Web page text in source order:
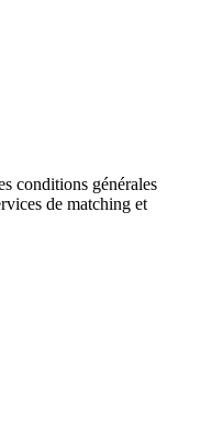
conditions générales
de matching et